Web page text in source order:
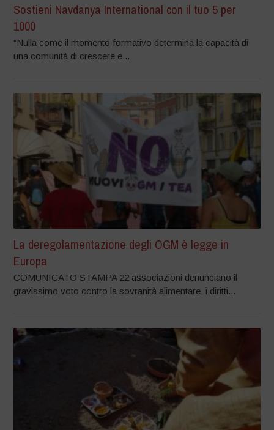
Sostieni Navdanya International con il tuo 5 per
1000
“Nulla come il momento formativo determina la capacità di
una comunità di crescere e...
La deregolamentazione degli OGM è legge in
Europa
COMUNICATO STAMPA 22 associazioni denunciano il
gravissimo voto contro la sovranità alimentare, i diritti...